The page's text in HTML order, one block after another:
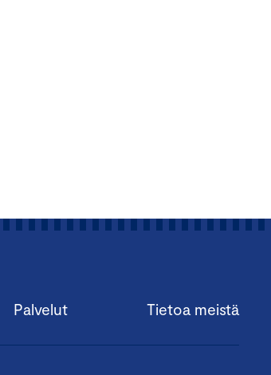
Palvelut Tietoa meistä